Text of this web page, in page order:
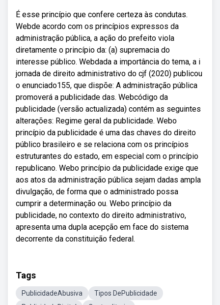
É esse princípio que confere certeza às condutas.
Webde acordo com os princípios expressos da
administração pública, a ação do prefeito viola
diretamente o princípio da: (a) supremacia do
interesse público. Webdada a importância do tema, a i
jornada de direito administrativo do cjf (2020) publicou
o enunciado155, que dispõe: A administração pública
promoverá a publicidade das. Webcódigo da
publicidade (versão actualizada) contém as seguintes
alterações: Regime geral da publicidade. Webo
princípio da publicidade é uma das chaves do direito
público brasileiro e se relaciona com os princípios
estruturantes do estado, em especial com o princípio
republicano. Webo princípio da publicidade exige que
aos atos da administração pública sejam dadas ampla
divulgação, de forma que o administrado possa
cumprir a determinação ou. Webo princípio da
publicidade, no contexto do direito administrativo,
apresenta uma dupla acepção em face do sistema
decorrente da constituição federal.
Tags
PublicidadeAbusiva
Tipos DePublicidade